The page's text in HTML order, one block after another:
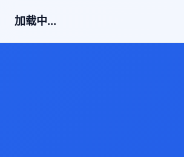
加载中...